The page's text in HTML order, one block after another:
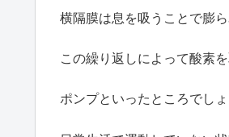
横隔膜は息を吸うことで膨
この繰り返しによって酸素
ポンプといったところでしょ